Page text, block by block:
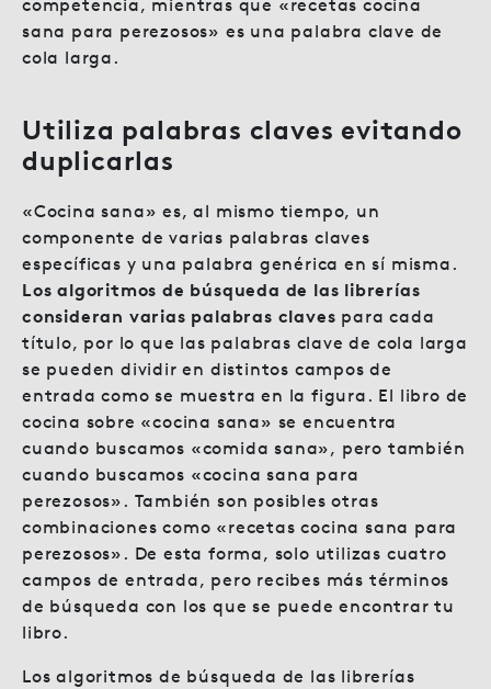
sana para perezosos» es una palabra clave de
cola larga.
Utiliza palabras claves evitando
duplicarlas
«Cocina sana» es, al mismo tiempo, un
componente de varias palabras claves
específicas y una palabra genérica en sí misma.
Los algoritmos de búsqueda de las librerías
consideran varias palabras claves para cada
título, por lo que las palabras clave de cola larga
se pueden dividir en distintos campos de
entrada como se muestra en la figura. El libro de
cocina sobre «cocina sana» se encuentra
cuando buscamos «comida sana», pero también
cuando buscamos «cocina sana para
perezosos». También son posibles otras
combinaciones como «recetas cocina sana para
perezosos». De esta forma, solo utilizas cuatro
campos de entrada, pero recibes más términos
de búsqueda con los que se puede encontrar tu
libro.
Los algoritmos de búsqueda de las librerías